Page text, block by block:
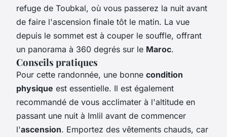
refuge de Toubkal, où vous passerez la nuit avant
de faire l'ascension finale tôt le matin. La vue
depuis le sommet est à couper le souffle, offrant
un panorama à 360 degrés sur le Maroc.
Conseils pratiques
Pour cette randonnée, une bonne condition
physique est essentielle. Il est également
recommandé de vous acclimater à l'altitude en
passant une nuit à Imlil avant de commencer
l'ascension. Emportez des vêtements chauds, car